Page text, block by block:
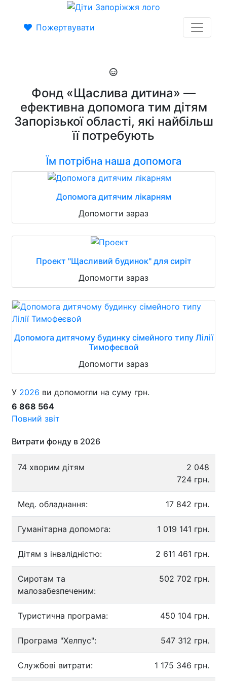
Пожертвувати
Фонд «Щаслива дитина» —
ефективна допомога тим дітям
Запорізької області, які найбільш
її потребують
Їм потрібна наша допомога
Допомога дитячим лікарням
Допомогти зараз
Проект "Щасливий будинок" для сиріт
Допомогти зараз
Допомога дитячому будинку сімейного типу Лілії
Тимофеєвой
Допомогти зараз
У 2026 ви допомогли на суму грн.
6 868 564
Повний звіт
Витрати фонду в 2026
74 хворим дітям
2 048
724 грн.
Мед. обладнання: 17 842 грн.
Гуманітарна допомога: 1 019 141 грн.
Дітям з інвалідністю: 2 611 461 грн.
Сиротам та
малозабезпеченим:
502 702 грн.
Туристична програма: 450 104 грн.
Програма "Хелпус": 547 312 грн.
Службові витрати: 1 175 346 грн.